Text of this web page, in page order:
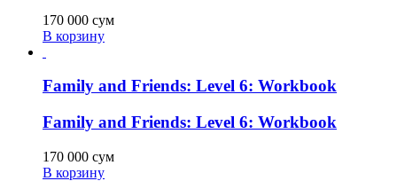
170 000 сум
В корзину
Family and Friends: Level 6: Workbook
Family and Friends: Level 6: Workbook
170 000 сум
В корзину